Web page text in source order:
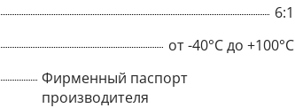
6:1
от -40°C до +100°C
Фирменный паспорт
производителя